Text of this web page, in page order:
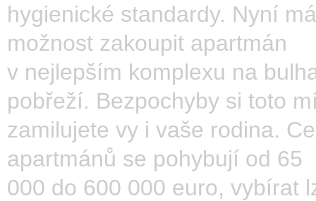
hygienické standardy. Nyní
možnost zakoupit apartmán
v nejlepším komplexu na
pobřeží. Bezpochyby si toto
zamilujete vy i vaše rodina.
apartmánů se pohybují od 65
000 do 600 000 euro, vybírat